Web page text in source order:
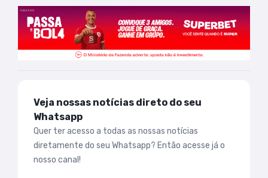
Veja nossas notícias direto do seu
Whatsapp
Quer ter acesso a todas as nossas notícias
diretamente do seu Whatsapp? Então acesse já o
nosso canal!